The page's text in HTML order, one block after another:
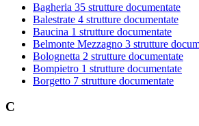
Bagheria 35 strutture documentate
Balestrate 4 strutture documentate
Baucina 1 strutture documentate
Belmonte Mezzagno 3 strutture
Bolognetta 2 strutture documentate
Bompietro 1 strutture documentate
Borgetto 7 strutture documentate
C